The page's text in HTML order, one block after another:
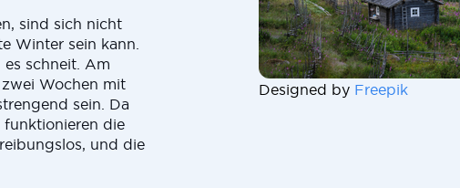
sind sich nicht
Winter sein kann.
schneit. Am
Wochen mit
sein. Da
funktionieren die
und die
Designed by Freepik